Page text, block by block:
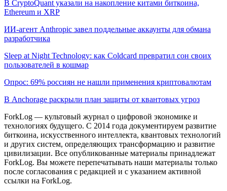
В CryptoQuant указали на накопление китами биткоина,
Ethereum и XRP
ИИ-агент Anthropic завел поддельные аккаунты для обмана
разработчика
Sleep at Night Technology: как Coldcard превратил сон своих
пользователей в кошмар
Опрос: 69% россиян не нашли применения криптовалютам
В Anchorage раскрыли план защиты от квантовых угроз
ForkLog — культовый журнал о цифровой экономике и
технологиях будущего. С 2014 года документируем развитие
биткоина, искусственного интеллекта, квантовых технологий
и других систем, определяющих трансформацию и развитие
цивилизации. Все опубликованные материалы принадлежат
ForkLog. Вы можете перепечатывать наши материалы только
после согласования с редакцией и с указанием активной
ссылки на ForkLog.